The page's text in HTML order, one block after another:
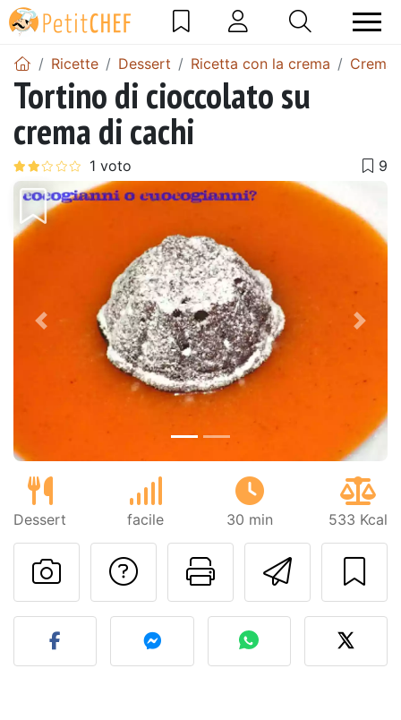
Ricette Dessert Ricetta con la crema
Tortino di cioccolato su
crema di cachi
Precedente
Dessert facile 30 min 533 Kcal
Invia
Stampa la
Contatta l'autore
Pubblica la foto di